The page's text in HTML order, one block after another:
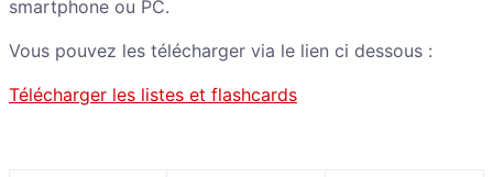
smartphone ou PC.
Vous pouvez les télécharger via le lien ci dessous :
Télécharger les listes et flashcards